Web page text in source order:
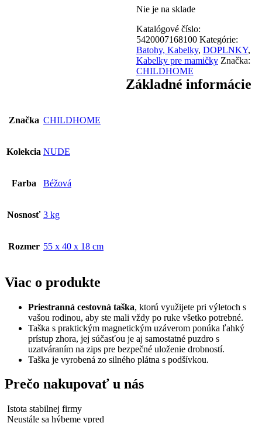
Nie je na sklade
Katalógové číslo:
5420007168100 Kategórie:
Batohy, Kabelky, DOPLNKY,
Kabelky pre mamičky Značka:
CHILDHOME
Základné informácie
Značka CHILDHOME
Kolekcia NUDE
Farba Béžová
Nosnosť 3 kg
Rozmer 55 x 40 x 18 cm
Viac o produkte
Priestranná cestovná taška, ktorú využijete pri výletoch s
vašou rodinou, aby ste mali vždy po ruke všetko potrebné.
Taška s praktickým magnetickým uzáverom ponúka ľahký
prístup zhora, jej súčasťou je aj samostatné puzdro s
uzatváraním na zips pre bezpečné uloženie drobností.
Taška je vyrobená zo silného plátna s podšívkou.
Prečo nakupovať u nás
Istota stabilnej firmy
Neustále sa hýbeme vpred